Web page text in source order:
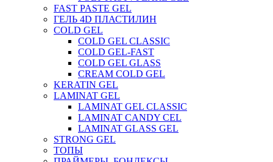
FAST PASTE GEL
ГЕЛЬ 4D ПЛАСТИЛИН
COLD GEL
COLD GEL CLASSIC
COLD GEL-FAST
COLD GEL GLASS
CREAM COLD GEL
KERATIN GEL
LAMINAT GEL
LAMINAT GEL CLASSIС
LAMINAT CANDY CEL
LAMINAT GLASS GEL
STRONG GEL
ТОПЫ